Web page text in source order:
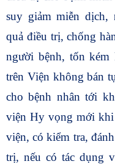
suy giảm miễn
quả điều trị, chống
người bệnh, tốn
trên Viện không bán
cho bệnh nhân tới
viện Hy vọng mới khi
viện, có kiểm tra,
trị, nếu có tác dụng